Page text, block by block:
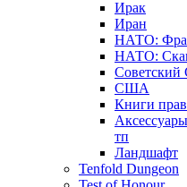
Ирак
Иран
НАТО:
НАТО:
Советский
США
Книги
тп
Ландшафт
Tenfold Dungeon